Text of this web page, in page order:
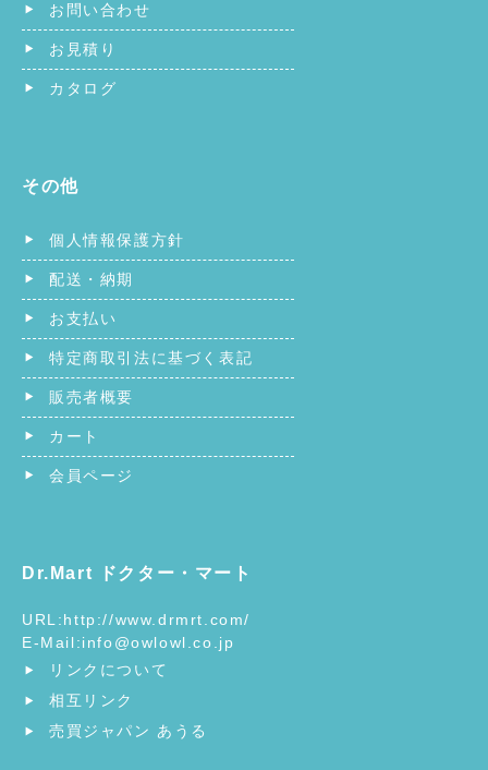
お問い合わせ
お見積り
カタログ
その他
個人情報保護方針
配送・納期
お支払い
特定商取引法に基づく表記
販売者概要
カート
会員ページ
Dr.Mart ドクター・マート
URL:http://www.drmrt.com/
E-Mail:info@owlowl.co.jp
リンクについて
相互リンク
売買ジャパン あうる